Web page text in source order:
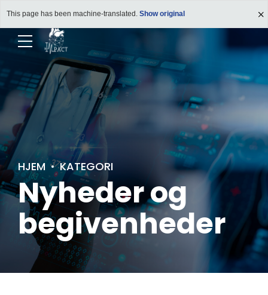
This page has been machine-translated. Show original
HJEM KATEGORI
Nyheder og
begivenheder